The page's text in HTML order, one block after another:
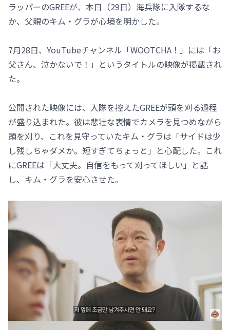
ラッパーのGREEが、本日（29日）海兵隊に入隊するな
か、父親のキム・グラが心境を明かした。
7月28日、YouTubeチャンネル「WOOTCHA！」には「お
父さん、泣かないで！」というタイトルの映像が掲載され
た。
公開された映像には、入隊を控えたGREEが頭を刈る過程
が盛り込まれた。彼は悲壮な表情でカメラを見つめながら
頭を刈り、これを見守っていたキム・グラは「サイドは少
し残しちゃダメか。短すぎてちょっと」と心配した。これ
にGREEは「大丈夫。自信をもって刈ってほしい」と話
し、キム・グラを安心させた。